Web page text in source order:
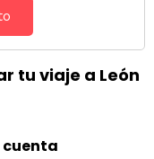
tu viaje a León
cuenta